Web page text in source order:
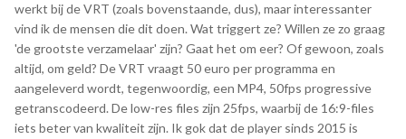
werkt bij de VRT (zoals bovenstaande, dus), maar interessanter
vind ik de mensen die dit doen. Wat triggert ze? Willen ze zo graag
'de grootste verzamelaar' zijn? Gaat het om eer? Of gewoon, zoals
altijd, om geld? De VRT vraagt 50 euro per programma en
aangeleverd wordt, tegenwoordig, een MP4, 50fps progressive
getranscodeerd. De low-res files zijn 25fps, waarbij de 16:9-files
iets beter van kwaliteit zijn. Ik gok dat de player sinds 2015 is